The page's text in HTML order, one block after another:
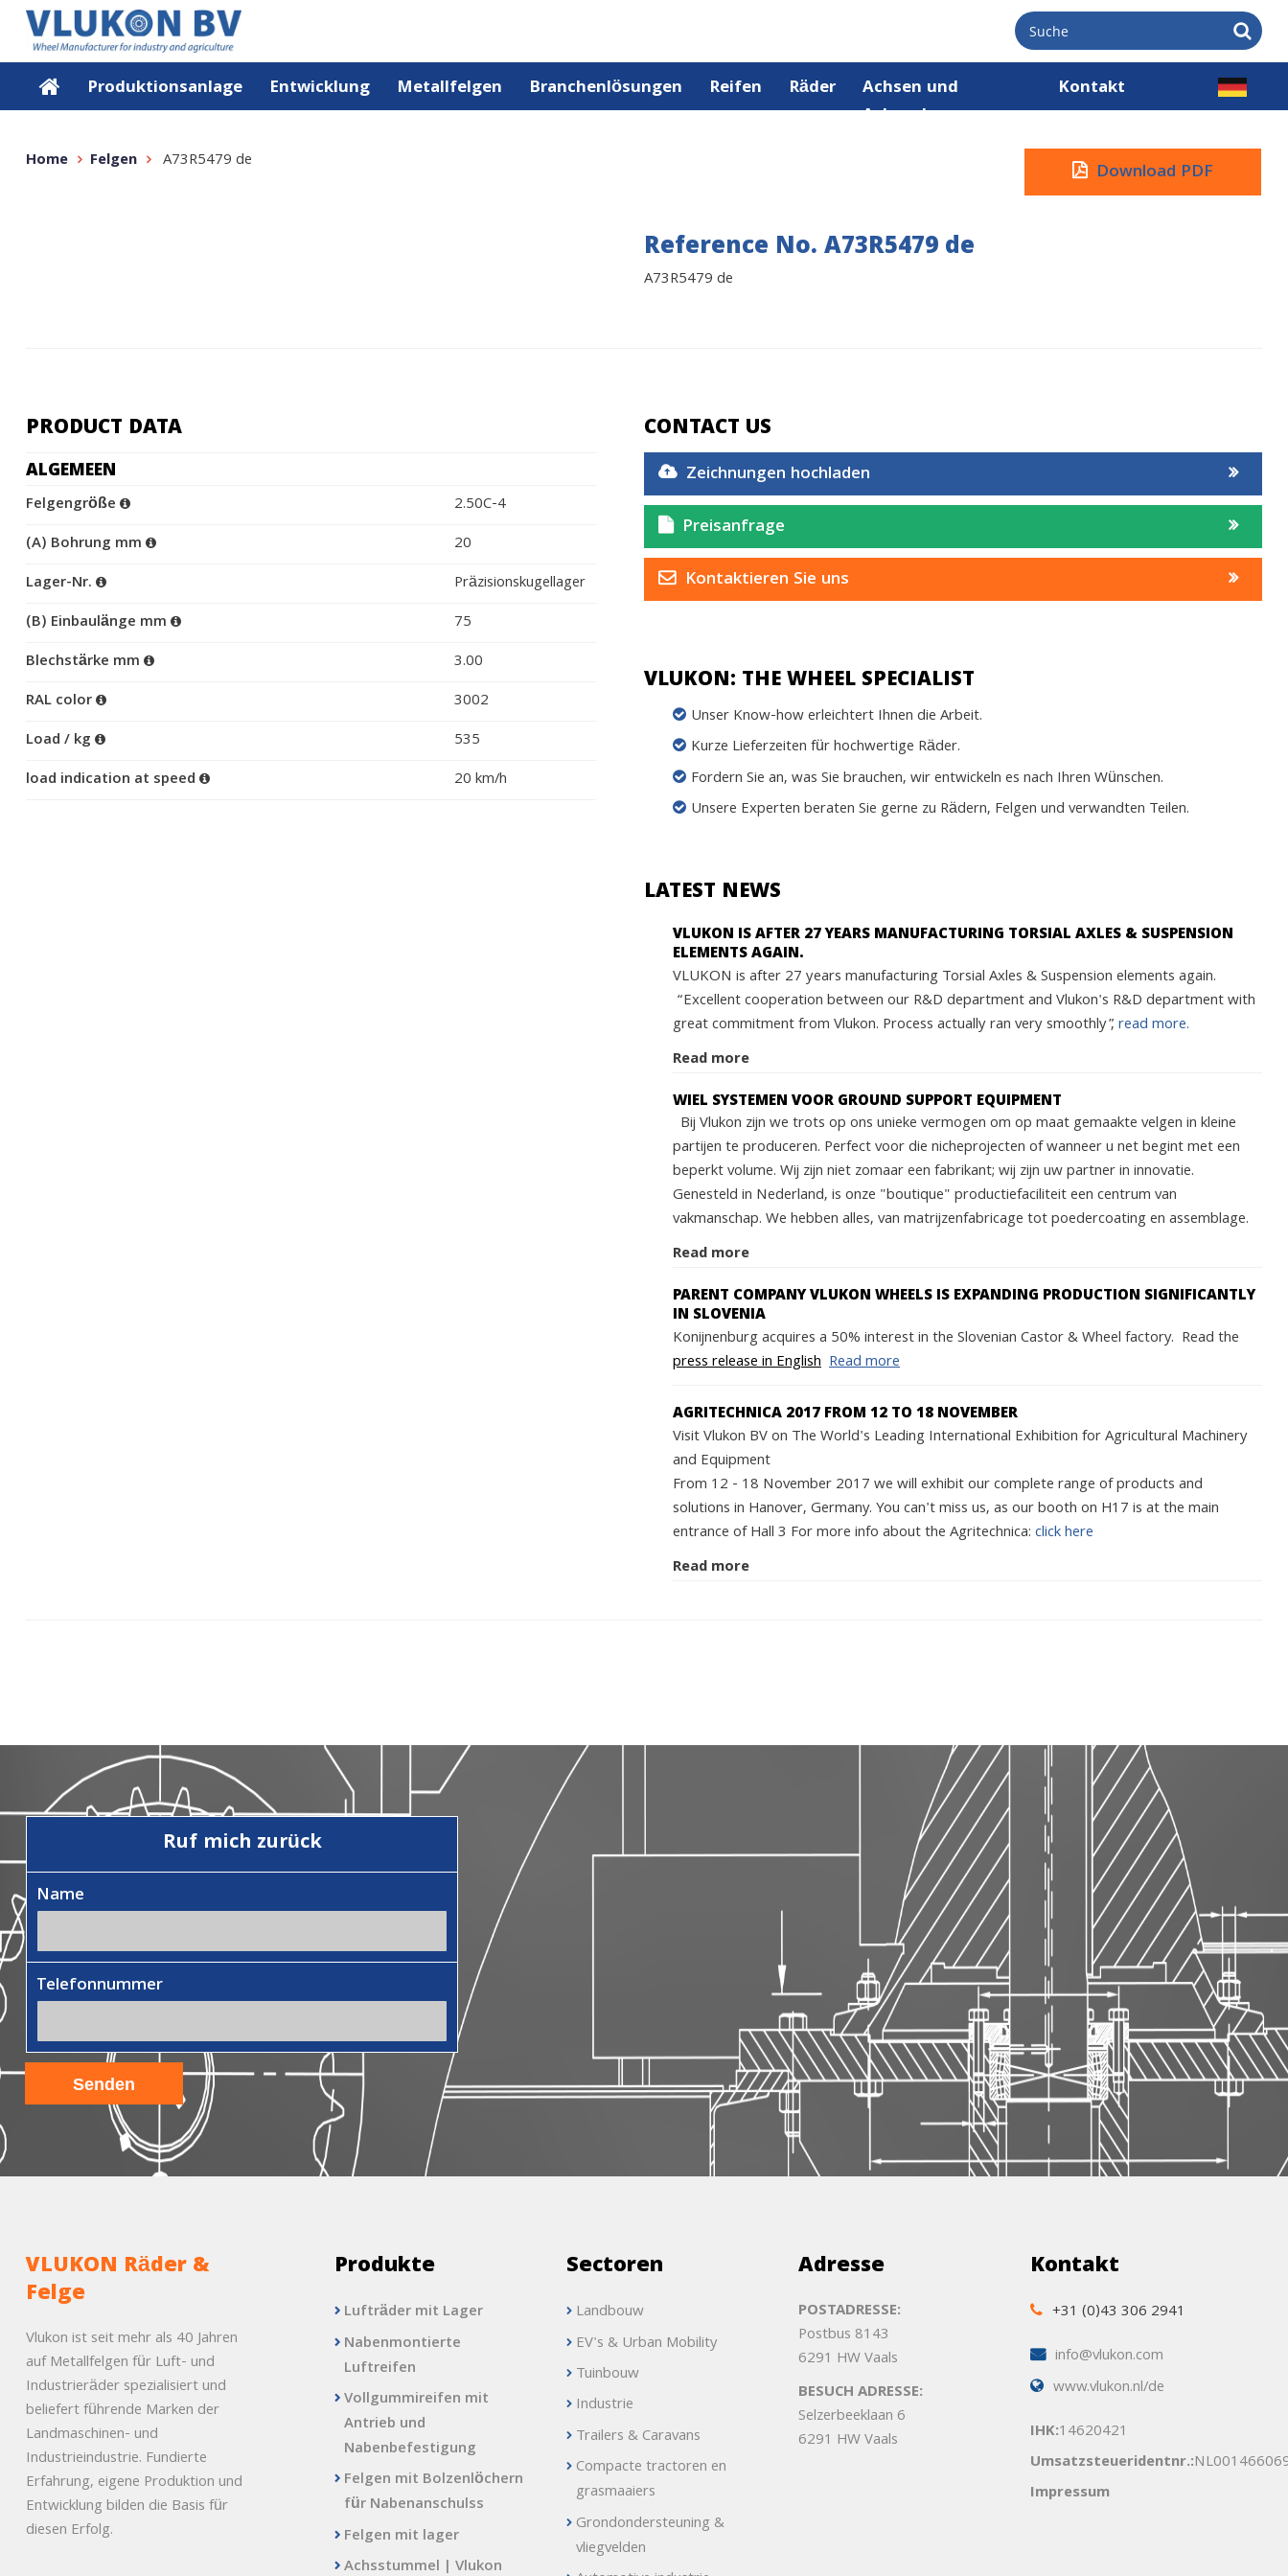
Produktionsanlage Entwicklung Metallfelgen Branchenlösungen Reifen Räder
Achsen und
Achsnaben
Kontakt
Home Felgen A73R5479 de Download PDF
Reference No. A73R5479 de
A73R5479 de
PRODUCT DATA
ALGEMEEN
Felgengröße
2.50C-4
(A) Bohrung mm
20
Lager-Nr.
Präzisionskugellager
(B) Einbaulänge mm
75
Blechstärke mm
3.00
RAL color
3002
Load / kg
535
load indication at speed
20 km/h
CONTACT US
Zeichnungen hochladen
Preisanfrage
Kontaktieren Sie uns
VLUKON: THE WHEEL SPECIALIST
Unser Know-how erleichtert Ihnen die Arbeit.
Kurze Lieferzeiten für hochwertige Räder.
Fordern Sie an, was Sie brauchen, wir entwickeln es nach Ihren Wünschen.
Unsere Experten beraten Sie gerne zu Rädern, Felgen und verwandten Teilen.
LATEST NEWS
VLUKON IS AFTER 27 YEARS MANUFACTURING TORSIAL AXLES & SUSPENSION
ELEMENTS AGAIN.
VLUKON is after 27 years manufacturing Torsial Axles & Suspension elements again.
“Excellent cooperation between our R&D department and Vlukon's R&D department with
great commitment from Vlukon. Process actually ran very smoothly”,read more.
Read more
WIEL SYSTEMEN VOOR GROUND SUPPORT EQUIPMENT
Bij Vlukon zijn we trots op ons unieke vermogen om op maat gemaakte velgen in kleine
partijen te produceren. Perfect voor die nicheprojecten of wanneer u net begint met een
beperkt volume. Wij zijn niet zomaar een fabrikant; wij zijn uw partner in innovatie.
Genesteld in Nederland, is onze "boutique" productiefaciliteit een centrum van
vakmanschap. We hebben alles, van matrijzenfabricage tot poedercoating en assemblage.
Read more
PARENT COMPANY VLUKON WHEELS IS EXPANDING PRODUCTION SIGNIFICANTLY
IN SLOVENIA
Konijnenburg acquires a 50% interest in the Slovenian Castor & Wheel factory. Read the
press release in English Read more
AGRITECHNICA 2017 FROM 12 TO 18 NOVEMBER
Visit Vlukon BV on The World's Leading International Exhibition for Agricultural Machinery
and Equipment
From 12 - 18 November 2017 we will exhibit our complete range of products and
solutions in Hanover, Germany. You can't miss us, as our booth on H17 is at the main
entrance of Hall 3 For more info about the Agritechnica:click here
Read more
Ruf mich zurück
Name
Telefonnummer
VLUKON Räder &
Felge
Vlukon ist seit mehr als 40 Jahren
auf Metallfelgen für Luft- und
Industrieräder spezialisiert und
beliefert führende Marken der
Landmaschinen- und
Industrieindustrie. Fundierte
Erfahrung, eigene Produktion und
Entwicklung bilden die Basis für
diesen Erfolg.
Produkte
Lufträder mit Lager
Nabenmontierte
Luftreifen
Vollgummireifen mit
Antrieb und
Nabenbefestigung
Felgen mit Bolzenlöchern
für Nabenanschulss
Felgen mit lager
Achsstummel | Vlukon
Sectoren
Landbouw
EV's & Urban Mobility
Tuinbouw
Industrie
Trailers & Caravans
Compacte tractoren en
grasmaaiers
Grondondersteuning &
vliegvelden
Adresse
POSTADRESSE:
Postbus 8143
6291 HW Vaals
BESUCH ADRESSE:
Selzerbeeklaan 6
6291 HW Vaals
Kontakt
+31 (0)43 306 2941
info@vlukon.com
www.vlukon.nl/de
IHK:14620421
Umsatzsteueridentnr.:
Impressum